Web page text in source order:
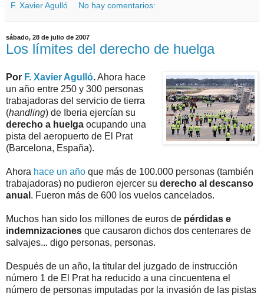
F. Xavier Agulló No hay comentarios:
sábado, 28 de julio de 2007
Los límites del derecho de huelga
Por F. Xavier Agulló.Ahora hace
un año entre 250 y 300 personas
trabajadoras del servicio de tierra
(handling) de Iberia ejercían su
derecho a huelga ocupando una
pista del aeropuerto de El Prat
(Barcelona, España).
Ahora hace un año que más de 100.000 personas (también
trabajadoras) no pudieron ejercer su derecho al descanso
anual . Fueron más de 600 los vuelos cancelados.
Muchos han sido los millones de euros de pérdidas e
indemnizaciones que causaron dichos dos centenares de
salvajes... digo personas, personas.
Después de un año, la titular del juzgado de instrucción
número 1 de El Prat ha reducido a una cincuentena el
número de personas imputadas por la invasión de las pistas